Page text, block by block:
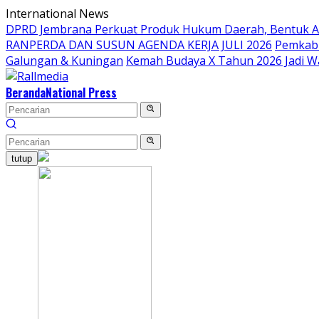
Langsung
ke
konten
International News
DPRD Jembrana Perkuat Produk Hukum Daerah, Bentuk
RANPERDA DAN SUSUN AGENDA KERJA JULI 2026
Galungan & Kuningan Kemah Budaya X Tahun 2026 Jadi
BerandaNational Press
tutup